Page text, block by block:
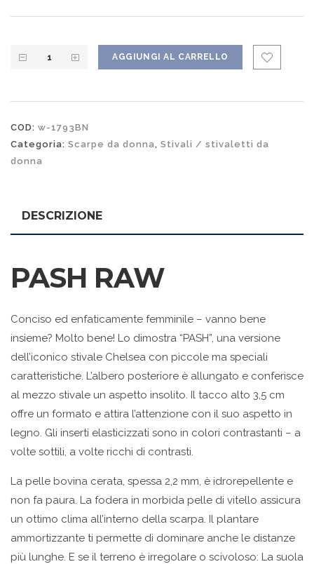
AGGIUNGI AL CARRELLO
COD: w-1793BN
Categoria: Scarpe da donna, Stivali / stivaletti da
donna
DESCRIZIONE
PASH RAW
Conciso ed enfaticamente femminile – vanno bene
insieme? Molto bene! Lo dimostra “PASH”, una versione
dell’iconico stivale Chelsea con piccole ma speciali
caratteristiche. L’albero posteriore è allungato e conferisce
al mezzo stivale un aspetto insolito. Il tacco alto 3,5 cm
offre un formato e attira l’attenzione con il suo aspetto in
legno. Gli inserti elasticizzati sono in colori contrastanti – a
volte sottili, a volte ricchi di contrasti.
La pelle bovina cerata, spessa 2,2 mm, è idrorepellente e
non fa paura. La fodera in morbida pelle di vitello assicura
un ottimo clima all’interno della scarpa. Il plantare
ammortizzante ti permette di dominare anche le distanze
più lunghe. E se il terreno è irregolare o scivoloso: La suola